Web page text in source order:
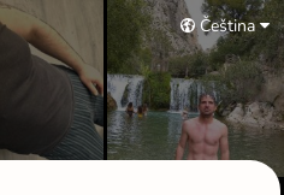
Čeština